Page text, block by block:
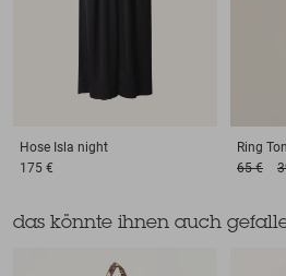
Hose Isla night
175 €
Ring
65 €
das könnte ihnen auch